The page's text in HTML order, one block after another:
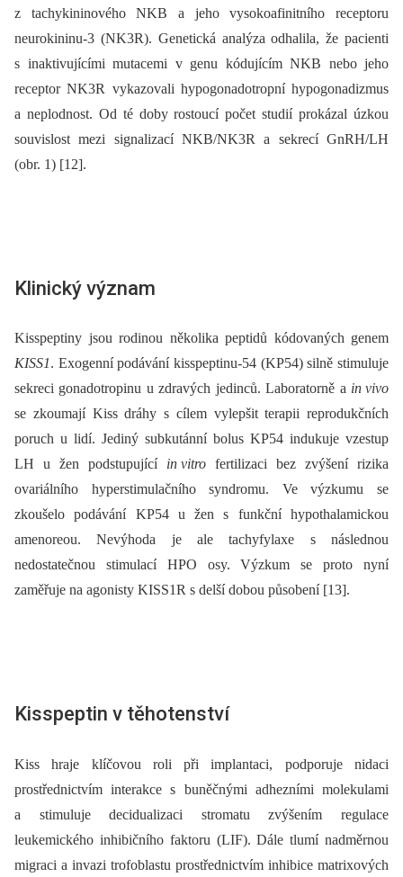
z tachykininového NKB a jeho vysokoafinitního receptoru
neurokininu-3 (NK3R). Genetická analýza odhalila, že pacienti
s inaktivujícími mutacemi v genu kódujícím NKB nebo jeho
receptor NK3R vykazovali hypogonadotropní hypogonadizmus
a neplodnost. Od té doby rostoucí počet studií prokázal úzkou
souvislost mezi signalizací NKB/NK3R a sekrecí GnRH/LH
(obr. 1) [12].
Klinický význam
Kisspeptiny jsou rodinou několika peptidů kódovaných genem
KISS1. Exogenní podávání kisspeptinu-54 (KP54) silně stimuluje
sekreci gonadotropinu u zdravých jedinců. Laboratorně a in vivo
se zkoumají Kiss dráhy s cílem vylepšit terapii reprodukčních
poruch u lidí. Jediný subkutánní bolus KP54 indukuje vzestup
LH u žen podstupující in vitro fertilizaci bez zvýšení rizika
ovariálního hyperstimulačního syndromu. Ve výzkumu se
zkoušelo podávání KP54 u žen s funkční hypothalamickou
amenoreou. Nevýhoda je ale tachyfylaxe s následnou
nedostatečnou stimulací HPO osy. Výzkum se proto nyní
zaměřuje na agonisty KISS1R s delší dobou působení [13].
Kisspeptin v těhotenství
Kiss hraje klíčovou roli při implantaci, podporuje nidaci
prostřednictvím interakce s buněčnými adhezními molekulami
a stimuluje decidualizaci stromatu zvýšením regulace
leukemického inhibičního faktoru (LIF). Dále tlumí nadměrnou
migraci a invazi trofoblastu prostřednictvím inhibice matrixových